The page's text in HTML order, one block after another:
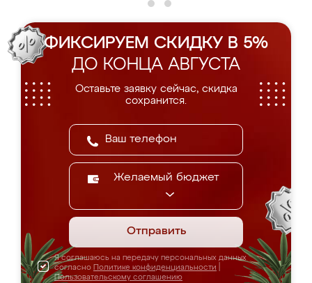
ФИКСИРУЕМ СКИДКУ В 5%
ДО КОНЦА АВГУСТА
Оставьте заявку сейчас, скидка
сохранится.
Желаемый бюджет
Отправить
Я соглашаюсь на передачу персональных данных
согласно Политике конфиденциальности
Пользовательскому соглашению